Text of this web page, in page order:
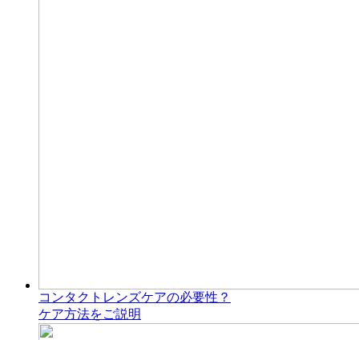
コンタクトレンズケアの必要性？
ケア方法をご説明